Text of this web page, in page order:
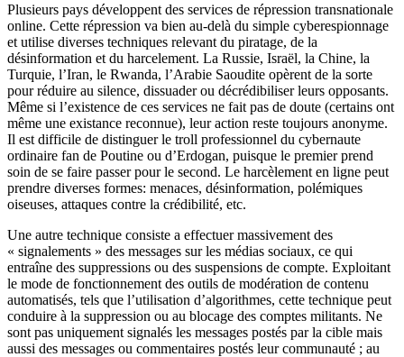
Plusieurs pays développent des services de répression transnationale
online. Cette répression va bien au-delà du simple cyberespionnage
et utilise diverses techniques relevant du piratage, de la
désinformation et du harcelement. La Russie, Israël, la Chine, la
Turquie, l’Iran, le Rwanda, l’Arabie Saoudite opèrent de la sorte
pour réduire au silence, dissuader ou décrédibiliser leurs opposants.
Même si l’existence de ces services ne fait pas de doute (certains ont
même une existance reconnue), leur action reste toujours anonyme.
Il est difficile de distinguer le troll professionnel du cybernaute
ordinaire fan de Poutine ou d’Erdogan, puisque le premier prend
soin de se faire passer pour le second. Le harcèlement en ligne peut
prendre diverses formes: menaces, désinformation, polémiques
oiseuses, attaques contre la crédibilité, etc.
Une autre technique consiste a effectuer massivement des
« signalements » des messages sur les médias sociaux, ce qui
entraîne des suppressions ou des suspensions de compte. Exploitant
le mode de fonctionnement des outils de modération de contenu
automatisés, tels que l’utilisation d’algorithmes, cette technique peut
conduire à la suppression ou au blocage des comptes militants. Ne
sont pas uniquement signalés les messages postés par la cible mais
aussi des messages ou commentaires postés leur communauté ; au